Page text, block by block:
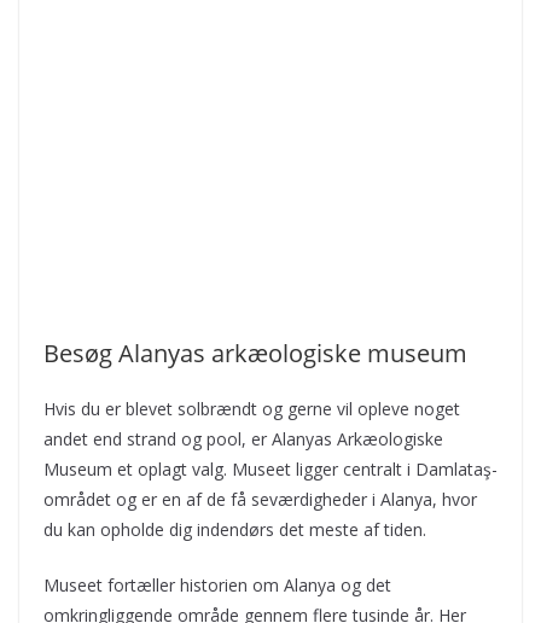
Besøg Alanyas arkæologiske museum
Hvis du er blevet solbrændt og gerne vil opleve noget
andet end strand og pool, er Alanyas Arkæologiske
Museum et oplagt valg. Museet ligger centralt i Damlataş-
området og er en af de få seværdigheder i Alanya, hvor
du kan opholde dig indendørs det meste af tiden.
Museet fortæller historien om Alanya og det
omkringliggende område gennem flere tusinde år. Her